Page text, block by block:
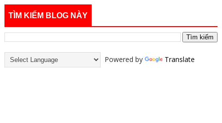
TÌM KIẾM BLOG NÀY
Powered by Translate